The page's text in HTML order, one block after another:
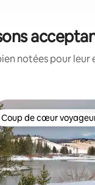
notées pour
Coup de cœur
Coup de cœur